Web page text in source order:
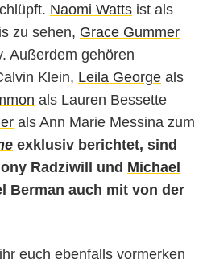
Naomi Watts ist als
zu sehen, Grace Gummer
Außerdem gehören
Klein, Leila George als
als Lauren Bessette
als Ann Marie Messina zum
exklusiv berichtet, sind
Radziwill und Michael
Berman auch mit von der
euch ebenfalls vormerken